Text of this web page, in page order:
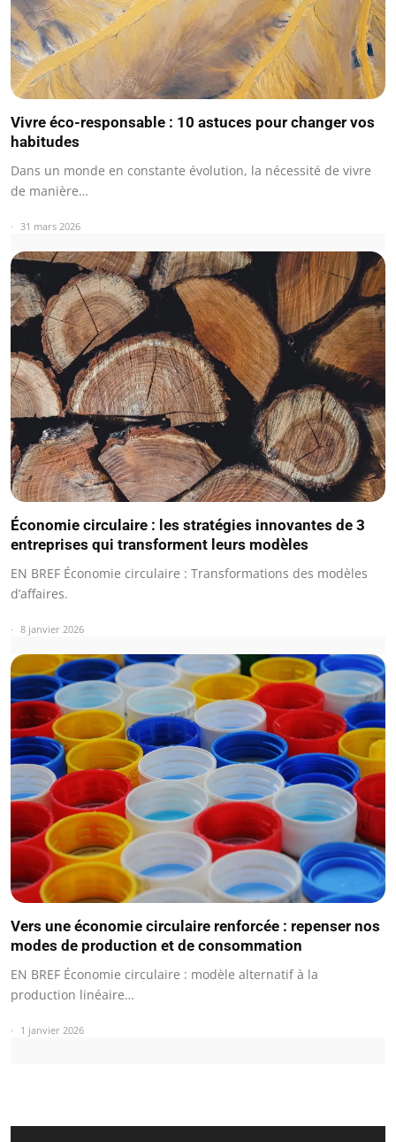
Vivre éco-responsable : 10 astuces pour changer vos
habitudes
Dans un monde en constante évolution, la nécessité de vivre
de manière…
31 mars 2026
Économie circulaire : les stratégies innovantes de 3
entreprises qui transforment leurs modèles
EN BREF Économie circulaire : Transformations des modèles
d’affaires.
8 janvier 2026
Vers une économie circulaire renforcée : repenser nos
modes de production et de consommation
EN BREF Économie circulaire : modèle alternatif à la
production linéaire…
1 janvier 2026